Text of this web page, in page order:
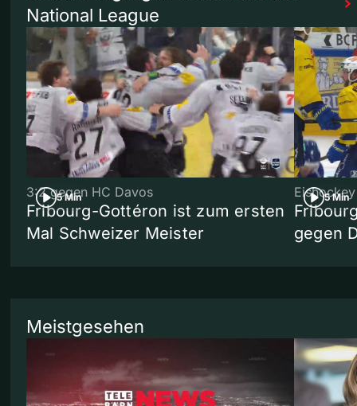
National League
5 Min
3:2 gegen HC Davos
Fribourg-Gottéron ist zum ersten
Mal Schweizer Meister
5 Min
Eishockey
gegen
Meistgesehen